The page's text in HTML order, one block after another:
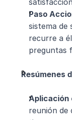
Paso
sistema de
recurre a
preguntas
Resúmenes
Aplicación
reunión de